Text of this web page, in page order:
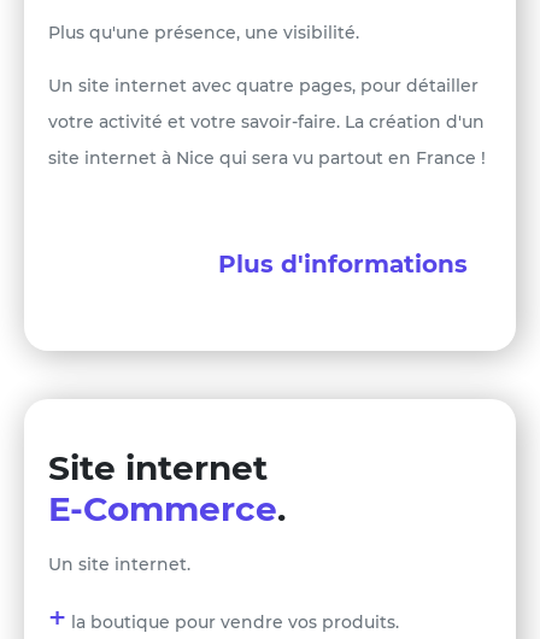
Plus qu'une présence, une visibilité.
Un site internet avec quatre pages, pour détailler
votre activité et votre savoir-faire. La création d'un
site internet à Nice qui sera vu partout en France !
Plus d'informations
Site internet
E-Commerce.
Un site internet.
+ la boutique pour vendre vos produits.